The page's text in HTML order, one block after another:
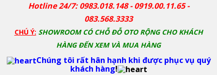
Hotline 24/7: 0983.018.148 - 0919.00.11.65 -
083.568.3333
CHÚ Ý: SHOWROOM CÓ CHỖ ĐỖ OTO RỘNG CHO KHÁCH
HÀNG ĐẾN XEM VÀ MUA HÀNG
Chúng tôi rất hân hạnh khi được phục vụ quý
khách hàng!